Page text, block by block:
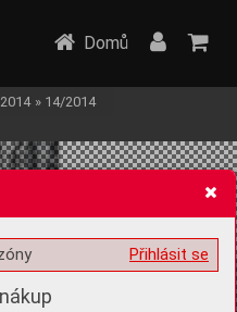
volitelných informací
Domů
» 14/2014
Přihlásit se